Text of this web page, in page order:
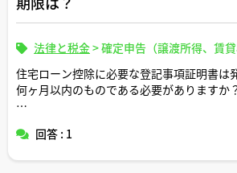
法律と税金>確定申告（譲渡所得、賃貸
住宅ローン控除に必要な登記事項証明書は
何ヶ月以内のものである必要がありますか
回答 : 1